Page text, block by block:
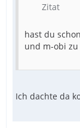
Zitat
hast du
und m-obi
Ich dachte da